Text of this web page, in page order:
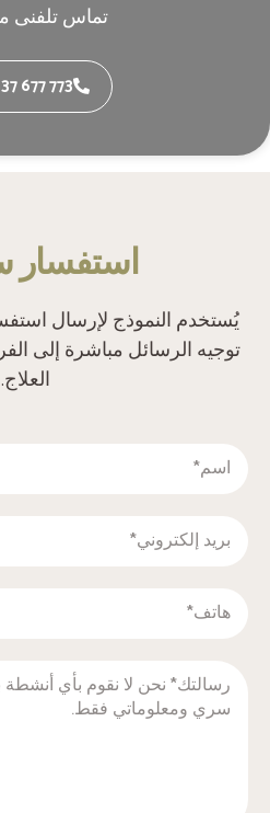
تماس تلفنی
677 773
‫استفسار
‫يُستخدم النموذج لإرسال
توجيه الرسائل مباشرة إلى
العلاج.‬